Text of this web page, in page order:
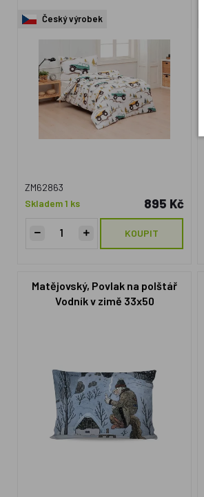
Český výrobek
ZM62863
Skladem 1 ks
895 Kč
KOUPIT
Matějovský, Povlak na polštář
Vodník v zimě 33x50